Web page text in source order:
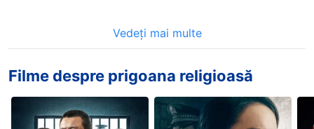
poate obține mântuirea
lui Dumnezeu?
Vedeți mai multe
Filme despre prigoana religioasă